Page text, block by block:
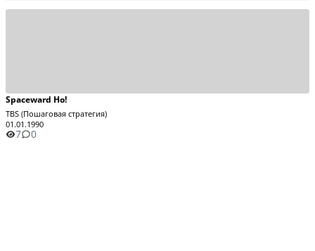
Spaceward Ho!
TBS (Пошаговая стратегия)
01.01.1990
7 0